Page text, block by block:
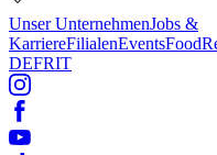
Unser UnternehmenJobs &
KarriereFilialenEventsFood
DEFRIT